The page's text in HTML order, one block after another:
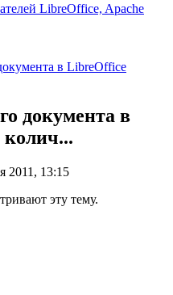
LibreOffice, Apache
в LibreOffice
документа в
2011, 13:15
эту тему.